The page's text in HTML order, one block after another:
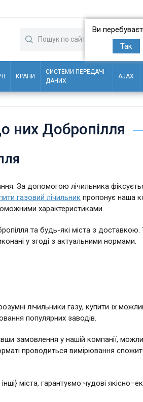
Ви
Так
КРАНИ
СИСТЕМИ ПЕРЕДАЧІ
ДАНИХ
AJAX
них Добропілля
За допомогою лічильника
газовий лічильник пропонує наша
характеристиками.
та будь-які міста з доставкою.
у згоді з актуальними нормами.
лічильники газу, купити їх
популярних заводів.
замовлення у нашій компанії,
проводиться вимірювання
міста, гарантуємо чудові